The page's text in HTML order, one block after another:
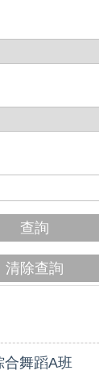
合舞蹈A班